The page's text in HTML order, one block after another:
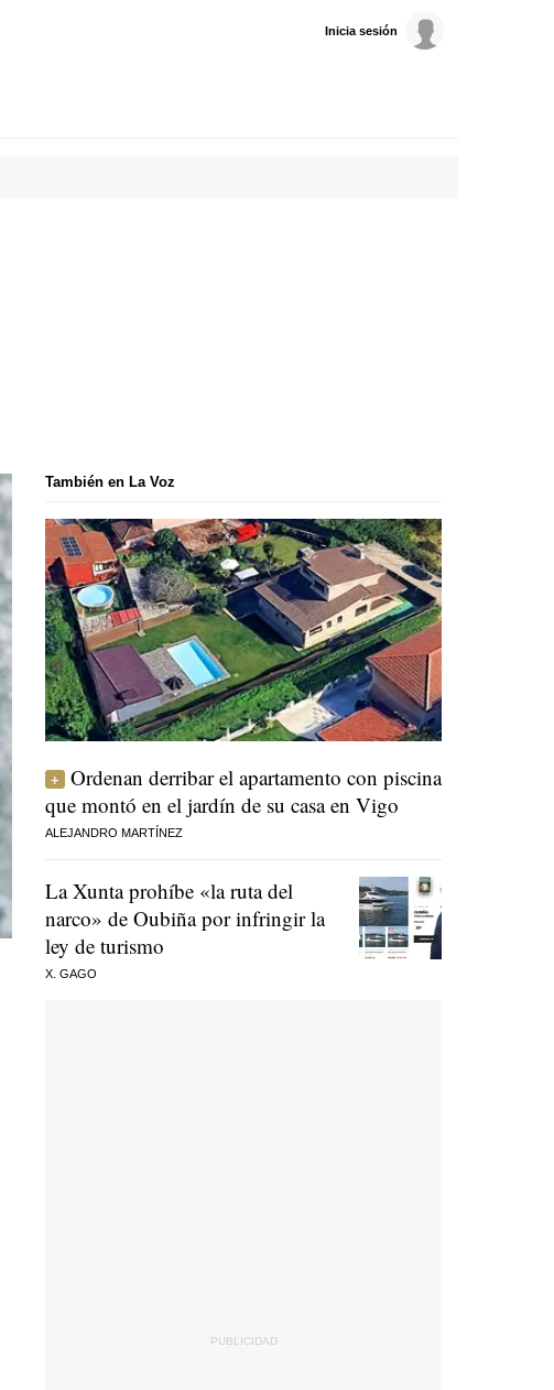
Inicia sesión
También en La Voz
Ordenan derribar el apartamento con piscina
que montó en el jardín de su casa en Vigo
ALEJANDRO MARTÍNEZ
La Xunta prohíbe «la ruta del
narco» de Oubiña por infringir la
ley de turismo
X. GAGO